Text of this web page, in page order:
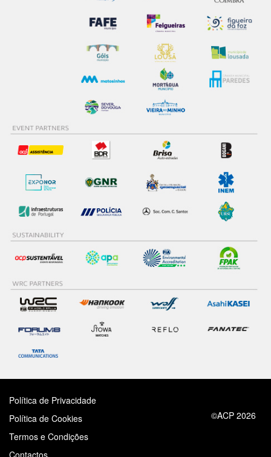
Política de Privacidade
Política de Cookies
Termos e Condições
Contactos
©ACP 2026